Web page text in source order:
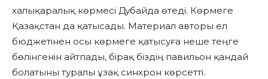
халықаралық көрмесі Дубайда өтеді. Көрмеге
Қазақстан да қатысады. Материал авторы ел
бюджетінен осы көрмеге қатысуға неше теңге
бөлінгенін айтпады, бірақ біздің павильон қандай
болатыны туралы ұзақ синхрон көрсетті.